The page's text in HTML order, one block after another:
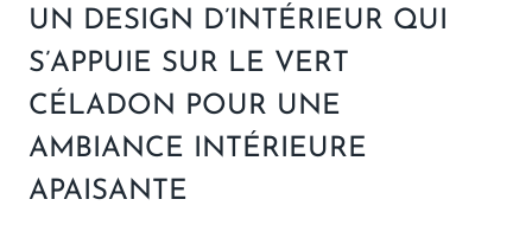
UN DESIGN D’INTÉRIEUR QUI
S’APPUIE SUR LE VERT
CÉLADON POUR UNE
AMBIANCE INTÉRIEURE
APAISANTE